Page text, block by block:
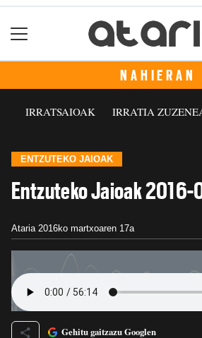
NAHIERAN
IRRATSAIOAK IRRATIA
ENTZUTEKO JAIOAK
Entzuteko Jaioak 2016-
Ataria 2016ko martxoaren 17a
Gehitu gaitzazu Googlen